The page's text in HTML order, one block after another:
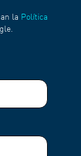
la Política